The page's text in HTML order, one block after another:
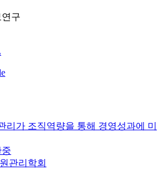
구
리가 조직역량을 통해 경영성과에 미
관리학회